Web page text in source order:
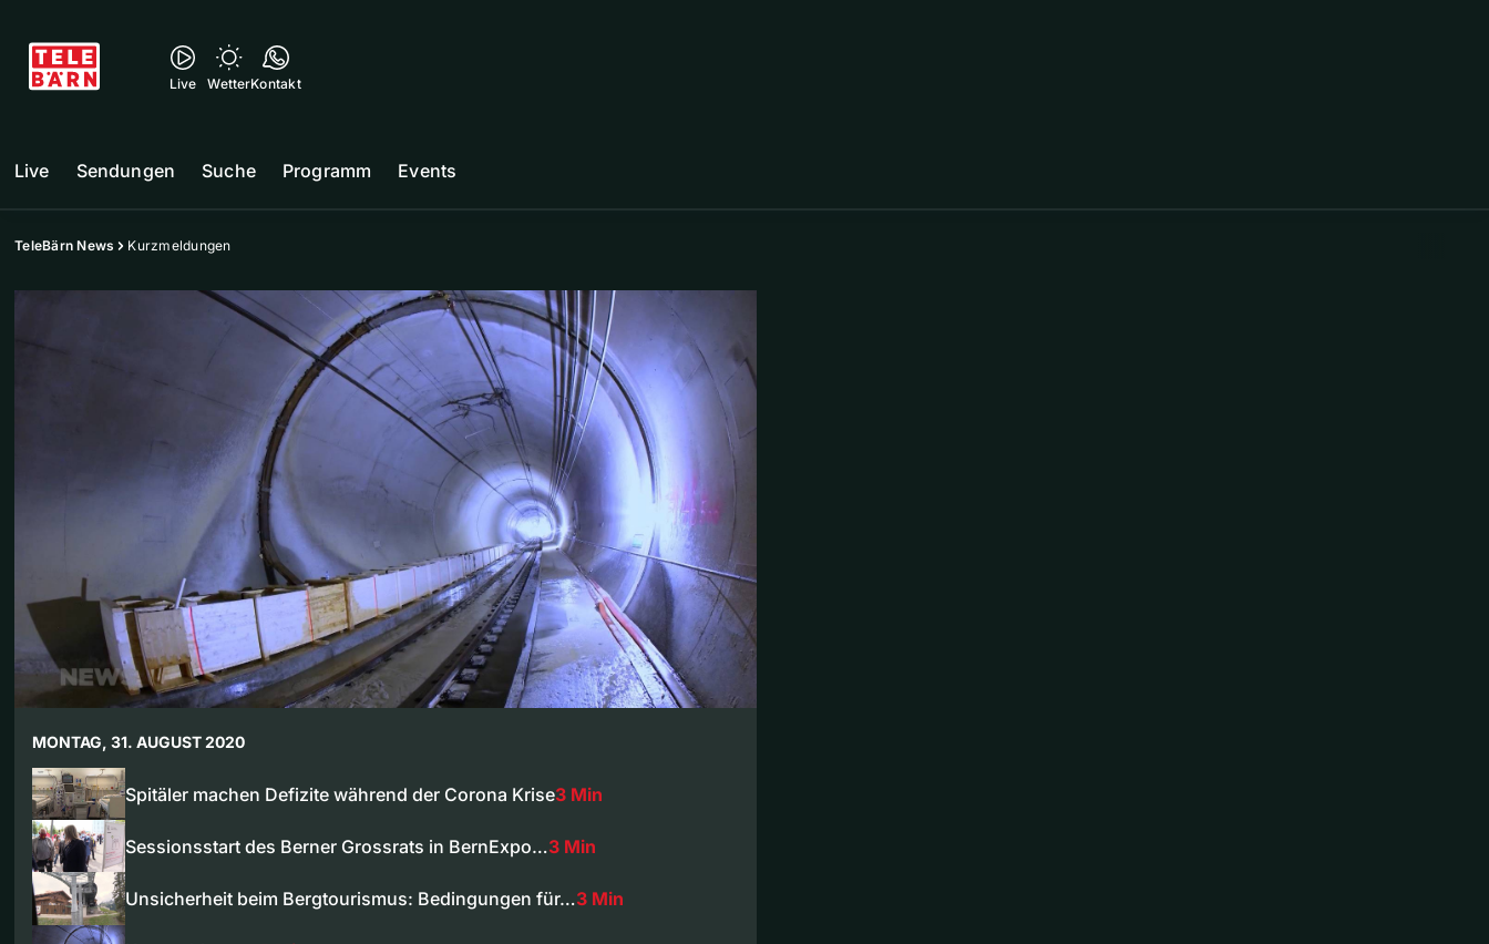
Live WetterKontakt
Live Sendungen Suche Programm Events
TeleBärn News Kurzmeldungen
MONTAG, 31. AUGUST 2020
Spitäler machen Defizite während der Corona Krise3 Min
Sessionsstart des Berner Grossrats in BernExpo…3 Min
Unsicherheit beim Bergtourismus: Bedingungen für…3 Min